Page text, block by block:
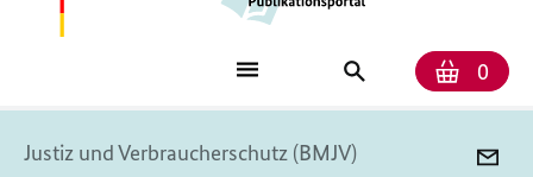
0
Justiz und Verbraucherschutz (BMJV)